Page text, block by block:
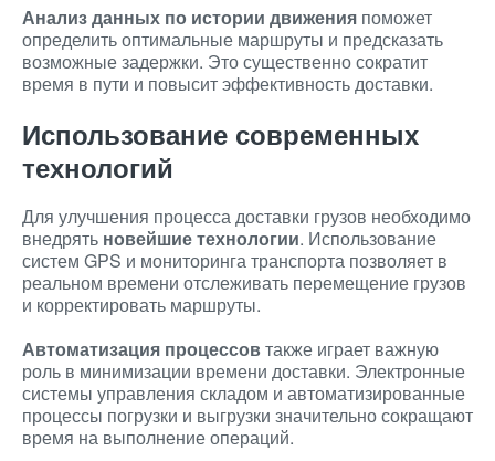
Анализ данных по истории движения поможет
определить оптимальные маршруты и предсказать
возможные задержки. Это существенно сократит
время в пути и повысит эффективность доставки.
Использование современных
технологий
Для улучшения процесса доставки грузов необходимо
внедрять новейшие технологии. Использование
систем GPS и мониторинга транспорта позволяет в
реальном времени отслеживать перемещение грузов
и корректировать маршруты.
Автоматизация процессовтакже играет важную
роль в минимизации времени доставки. Электронные
системы управления складом и автоматизированные
процессы погрузки и выгрузки значительно сокращают
время на выполнение операций.